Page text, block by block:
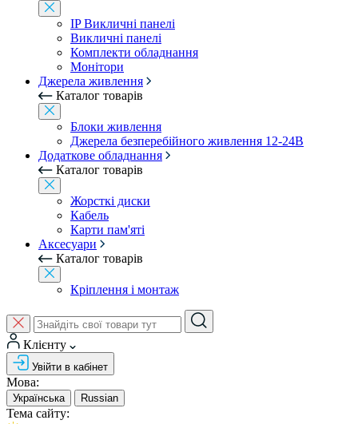
IP Викличні панелі
Викличні панелі
Комплекти обладнання
Монітори
Джерела живлення
Каталог товарів
Блоки живлення
Джерела безперебійного живлення 12-24В
Додаткове обладнання
Каталог товарів
Жорсткі диски
Кабель
Карти пам'яті
Аксесуари
Каталог товарів
Кріплення і монтаж
Клієнту
Увійти в кабінет
Мова:
Українська Russian
Тема сайту: